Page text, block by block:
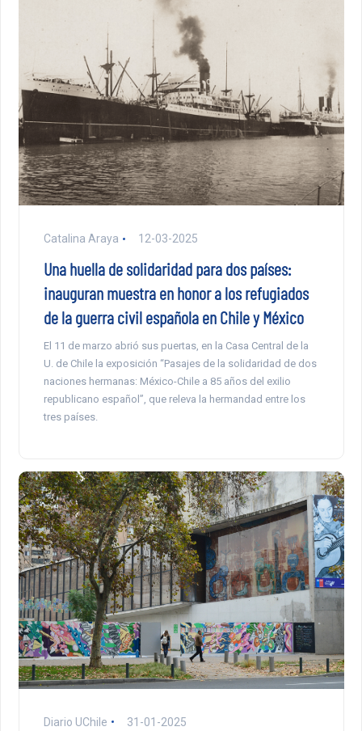
Catalina Araya 12-03-2025
Una huella de solidaridad para dos países:
inauguran muestra en honor a los refugiados
de la guerra civil española en Chile y México
El 11 de marzo abrió sus puertas, en la Casa Central de la
U. de Chile la exposición “Pasajes de la solidaridad de dos
naciones hermanas: México-Chile a 85 años del exilio
republicano español”, que releva la hermandad entre los
tres países.
Diario UChile 31-01-2025